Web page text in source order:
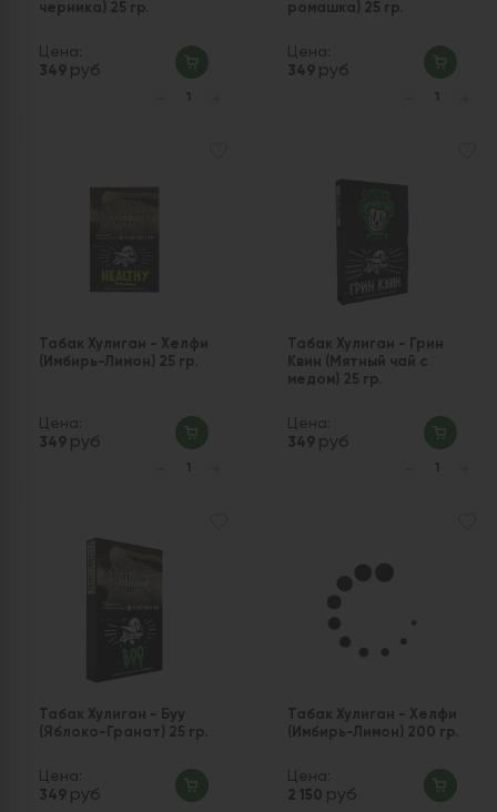
черника) 25 гр.
Цена:
349 руб
ромашка) 25 гр.
Цена:
349 руб
Табак Хулиган - Хелфи
(Имбирь-Лимон) 25 гр.
Цена:
349 руб
Табак Хулиган - Грин
Квин (Мятный чай с
медом) 25 гр.
Цена:
349 руб
Табак Хулиган - Буу
(Яблоко-Гранат) 25 гр.
Цена:
349 руб
Табак Хулиган - Хелфи
(Имбирь-Лимон) 200 гр.
Цена:
2 150 руб